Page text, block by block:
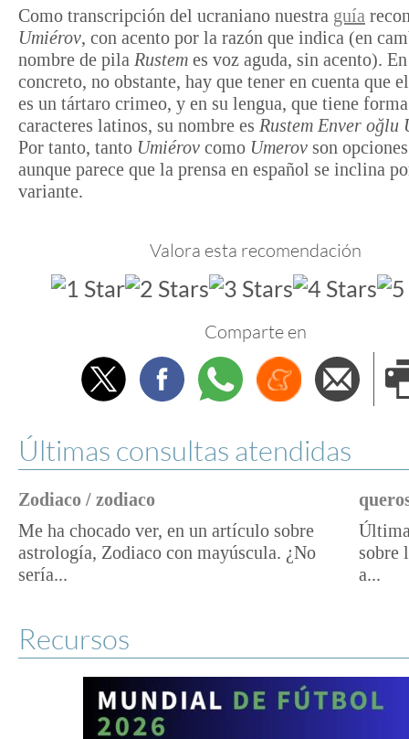
Como transcripción del ucraniano nuestra guía
Umiérov, con acento por la razón que indica (en
nombre de pila Rustem es voz aguda, sin acento).
concreto, no obstante, hay que tener en cuenta que
es un tártaro crimeo, y en su lengua, que tiene
caracteres latinos, su nombre es Rustem Enver oğlu
Por tanto, tanto Umiérov como Umerov son
aunque parece que la prensa en español se inclina
variante.
Valora esta recomendación
Comparte en
TwitterFacebookWhatsappMenéame
Últimas consultas atendidas
Zodiaco / zodiaco
Me ha chocado ver, en un artículo sobre
astrología, Zodiaco con mayúscula. ¿No
sería...
sobre
a...
Recursos